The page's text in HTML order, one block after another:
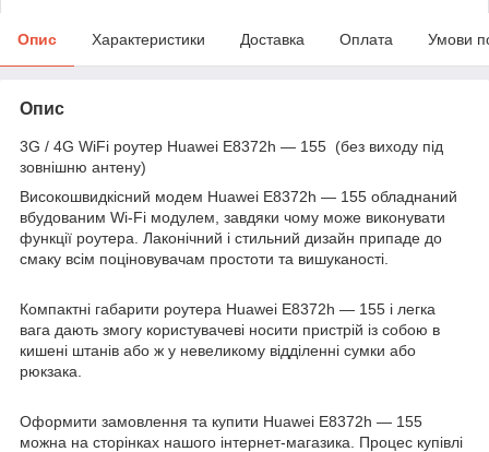
Опис Характеристики Доставка Оплата Умови
Опис
3G / 4G WiFi роутер Huawei E8372h — 155 (без виходу під
зовнішню антену)
Високошвидкісний модем Huawei E8372h — 155 обладнаний
вбудованим Wi-Fi модулем, завдяки чому може виконувати
функції роутера. Лаконічний і стильний дизайн припаде до
смаку всім поціновувачам простоти та вишуканості.
Компактні габарити роутера Huawei E8372h — 155 і легка
вага дають змогу користувачеві носити пристрій із собою в
кишені штанів або ж у невеликому відділенні сумки або
рюкзака.
Оформити замовлення та купити Huawei E8372h — 155
можна на сторінках нашого інтернет-магазика. Процес купівлі